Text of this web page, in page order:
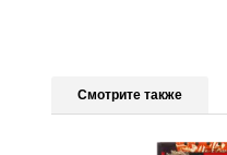
Смотрите также